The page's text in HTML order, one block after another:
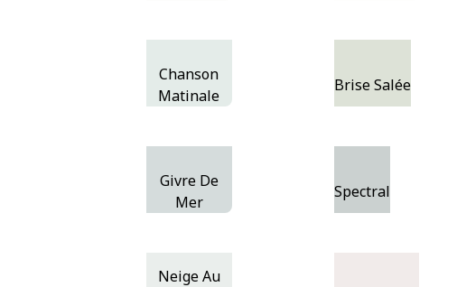
Chanson
Matinale
Brise Salée
Givre De
Mer
Spectral
Neige Au